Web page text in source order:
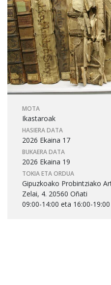
MOTA
Ikastaroak
HASIERA DATA
2026 Ekaina 17
BUKAERA DATA
2026 Ekaina 19
TOKIA ETA ORDUA
Gipuzkoako Probintziako
Zelai, 4. 20560 Oñati
09:00-14:00 eta 16:00-19:00